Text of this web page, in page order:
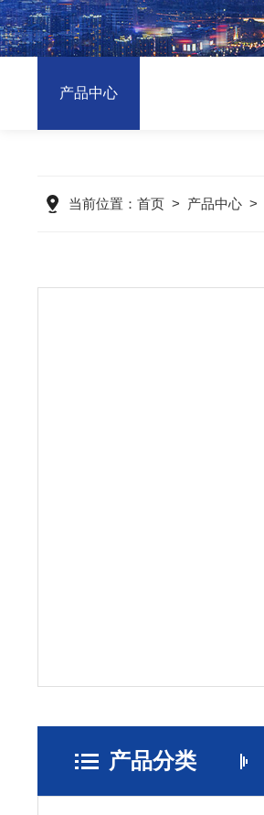
产品中心
当前位置： 首页> 产品中心>
产品分类